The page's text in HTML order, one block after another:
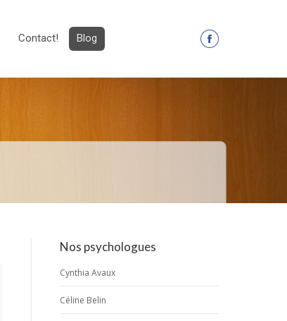
Contact! Blog
La
une
Nos psychologues
Cynthia Avaux
Céline Belin